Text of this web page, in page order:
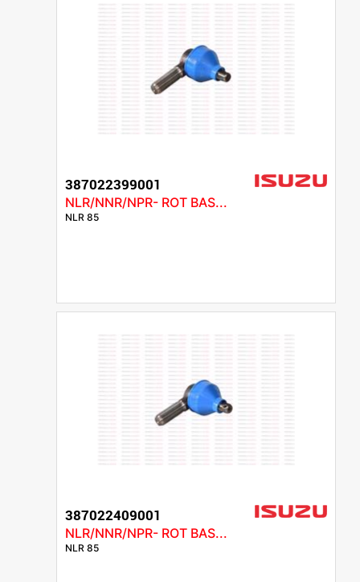
387022399001
NLR/NNR/NPR- ROT BAS...
NLR 85
387022409001
NLR/NNR/NPR- ROT BAS...
NLR 85